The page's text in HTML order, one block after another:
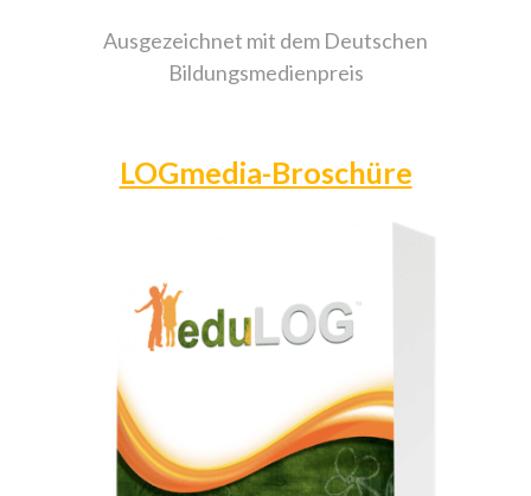
Ausgezeichnet mit dem Deutschen
Bildungsmedienpreis
LOGmedia-Broschüre